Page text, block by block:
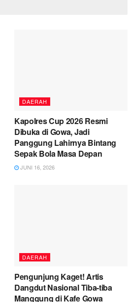
DAERAH
Kapolres Cup 2026 Resmi
Dibuka di Gowa, Jadi
Panggung Lahirnya Bintang
Sepak Bola Masa Depan
JUNI 16, 2026
DAERAH
Pengunjung Kaget! Artis
Dangdut Nasional Tiba-tiba
Manggung di Kafe Gowa